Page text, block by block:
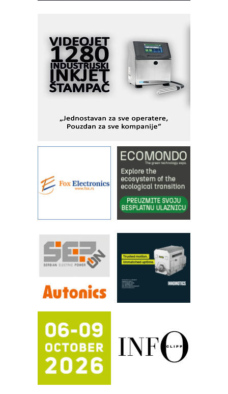
KIP KOP – napredna rešenja za
savremene industrijske i logističke
objekte
Alba d.o.o. – 35 godina preciznosti u
metrologiji i pametnim dozirnim
rešenjima
STAUFF – Komponente koje
sistema
YAMADA pumpe – japanska
pouzdanost u transferu fluida
Filtration Group Industrial – Napredna
rešenja za filtraciju u hidrauličkim i
procesnim sistemima
Art Utopia Studio – vizuelne priče
RILINEX kompanije Rittal
FANUC: Najbolje za vašu pametnu
automatizaciju
Efikasno upravljanje energijom
Automatizacija pakovanja · Display
Proizvodnja iC7 Hybrid 1500 VDC
mrežnog pretvarača sa tečnim
hlađenjem
Potpuna efikasnost bez složenih
sistema